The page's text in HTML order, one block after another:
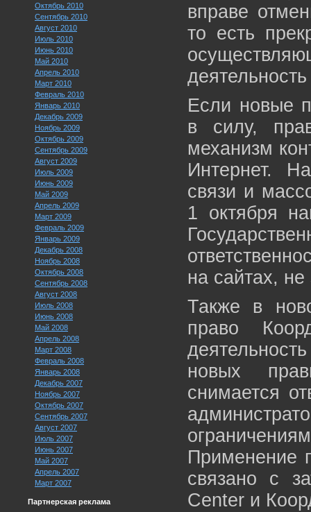
Октябрь 2010
Сентябрь 2010
Август 2010
Июль 2010
Июнь 2010
Май 2010
Апрель 2010
Март 2010
Февраль 2010
Январь 2010
Декабрь 2009
Ноябрь 2009
Октябрь 2009
Сентябрь 2009
Август 2009
Июль 2009
Июнь 2009
Май 2009
Апрель 2009
Март 2009
Февраль 2009
Январь 2009
Декабрь 2008
Ноябрь 2008
Октябрь 2008
Сентябрь 2008
Август 2008
Июль 2008
Июнь 2008
Май 2008
Апрель 2008
Март 2008
Февраль 2008
Январь 2008
Декабрь 2007
Ноябрь 2007
Октябрь 2007
Сентябрь 2007
Август 2007
Июль 2007
Июнь 2007
Май 2007
Апрель 2007
Март 2007
Партнерская реклама
вправе
то есть
Если новые
в силу,
механизм
Интернет.
связи и
1 октября
на сайтах,
Также в
право
новых
снимается
Применение
связано с
Center и